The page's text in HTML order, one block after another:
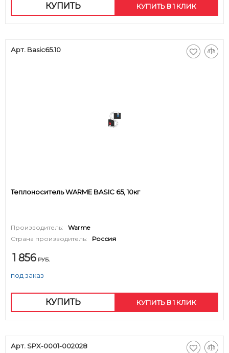
КУПИТЬ КУПИТЬ В 1 КЛИК
Арт. Basic65.10
Теплоноситель WARME BASIC 65, 10кг
Производитель:
Warme
Страна производитель:
Россия
1 856 РУБ.
под заказ
КУПИТЬ КУПИТЬ В 1 КЛИК
Арт. SPX-0001-002028